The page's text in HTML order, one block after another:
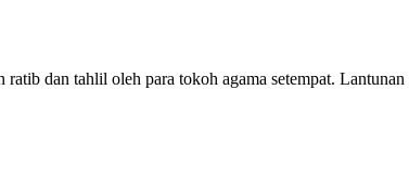
dan tahlil oleh para tokoh agama setempat.